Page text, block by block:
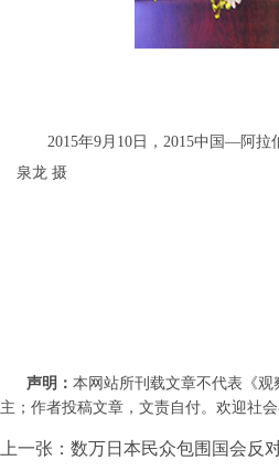
2015年9月10日，2015中国—阿拉
泉龙 摄
声明： 本网站所刊载文章不代表《
主；作者投稿文章，文责自付。欢迎社
上一张： 数万日本民众包围国会反